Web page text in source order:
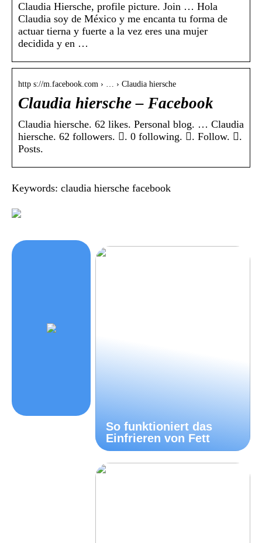
Claudia Hiersche, profile picture. Join … Hola
Claudia soy de México y me encanta tu forma de
actuar tierna y fuerte a la vez eres una mujer
decidida y en …
http s://m.facebook.com › … › Claudia hiersche
Claudia hiersche – Facebook
Claudia hiersche. 62 likes. Personal blog. … Claudia
hiersche. 62 followers. 󱞋. 0 following. 󱙶. Follow. 󰟝.
Posts.
Keywords: claudia hiersche facebook
So funktioniert das
Einfrieren von Fett